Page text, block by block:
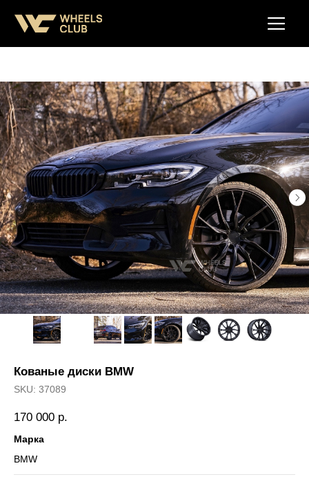
Кованые диски BMW
SKU: 37089
170 000 р.
Марка
BMW